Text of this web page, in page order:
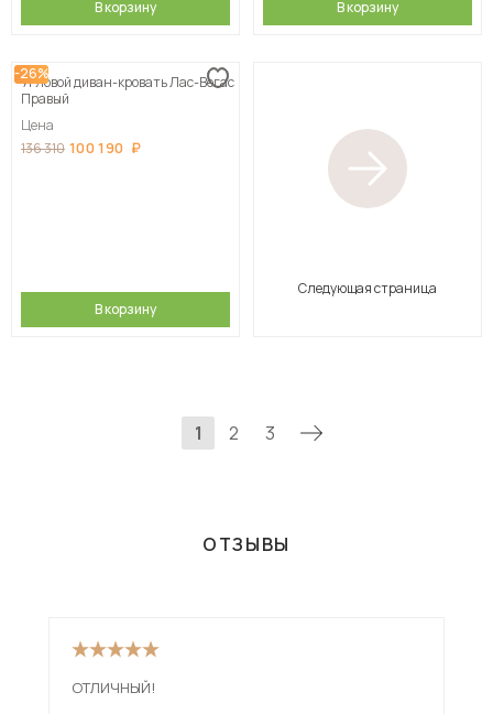
В корзину В корзину
-26%
Угловой диван-кровать Лас-Вегас
Правый
Цена
136 310 100 190
В корзину
Следующая страница
1 2 3
ОТЗЫВЫ
ОТЛИЧНЫЙ!